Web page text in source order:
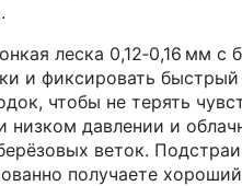
леска 0,12‑0,16 мм
и фиксировать
чтобы не терять
низком давлении и
веток.
получаете